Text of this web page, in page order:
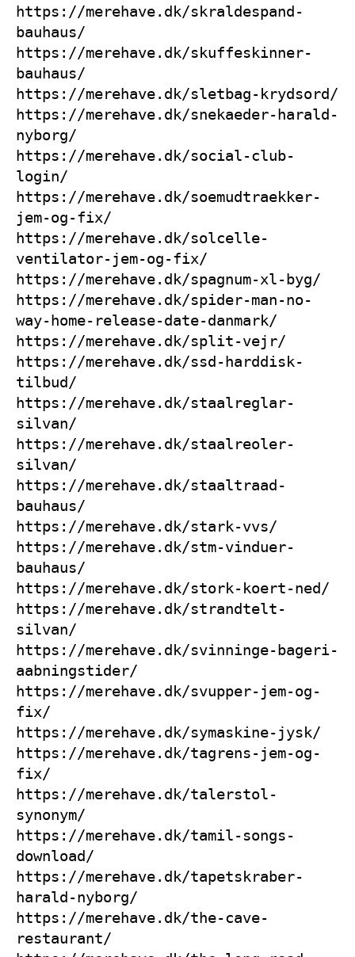
https://merehave.dk/skraldespand-
bauhaus/
https://merehave.dk/skuffeskinner-
bauhaus/
https://merehave.dk/sletbag-krydsord/
https://merehave.dk/snekaeder-harald-
nyborg/
https://merehave.dk/social-club-
login/
https://merehave.dk/soemudtraekker-
jem-og-fix/
https://merehave.dk/solcelle-
ventilator-jem-og-fix/
https://merehave.dk/spagnum-xl-byg/
https://merehave.dk/spider-man-no-
way-home-release-date-danmark/
https://merehave.dk/split-vejr/
https://merehave.dk/ssd-harddisk-
tilbud/
https://merehave.dk/staalreglar-
silvan/
https://merehave.dk/staalreoler-
silvan/
https://merehave.dk/staaltraad-
bauhaus/
https://merehave.dk/stark-vvs/
https://merehave.dk/stm-vinduer-
bauhaus/
https://merehave.dk/stork-koert-ned/
https://merehave.dk/strandtelt-
silvan/
https://merehave.dk/svinninge-bageri-
aabningstider/
https://merehave.dk/svupper-jem-og-
fix/
https://merehave.dk/symaskine-jysk/
https://merehave.dk/tagrens-jem-og-
fix/
https://merehave.dk/talerstol-
synonym/
https://merehave.dk/tamil-songs-
download/
https://merehave.dk/tapetskraber-
harald-nyborg/
https://merehave.dk/the-cave-
restaurant/